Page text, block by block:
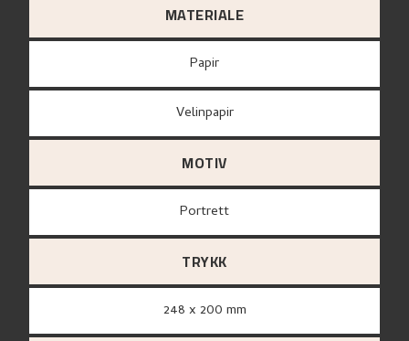
MATERIALE
papir
Velinpapir
MOTIV
Portrett
TRYKK
248 x 200 mm